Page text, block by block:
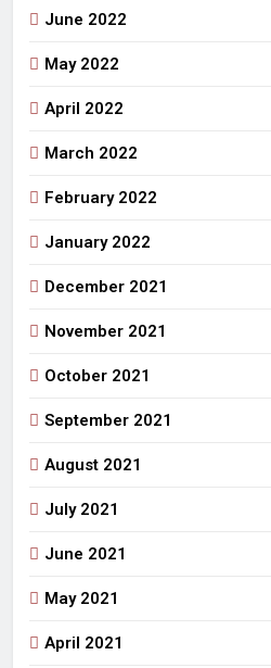
June 2022
May 2022
April 2022
March 2022
February 2022
January 2022
December 2021
November 2021
October 2021
September 2021
August 2021
July 2021
June 2021
May 2021
April 2021